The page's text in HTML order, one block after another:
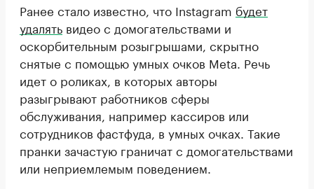
Ранее стало известно, что Instagram будет
удалять видео с домогательствами и
оскорбительным розыгрышами, скрытно
снятые с помощью умных очков Meta. Речь
идет о роликах, в которых авторы
разыгрывают работников сферы
обслуживания, например кассиров или
сотрудников фастфуда, в умных очках. Такие
пранки зачастую граничат с домогательствами
или неприемлемым поведением.